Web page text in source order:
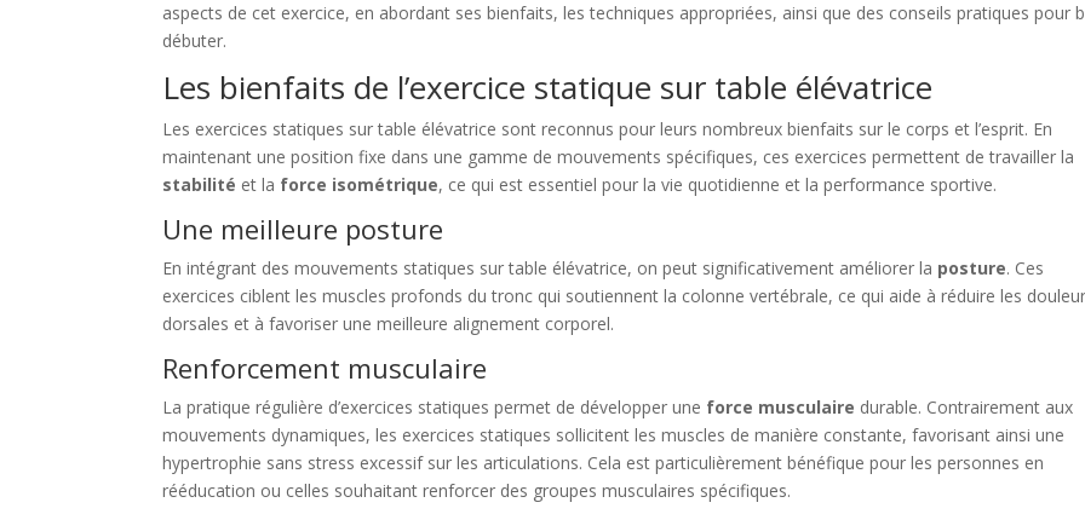
aspects de cet exercice, en abordant ses bienfaits, les techniques appropriées, ainsi que des conseils pratiques pour
débuter.
Les bienfaits de l’exercice statique sur table élévatrice
Les exercices statiques sur table élévatrice sont reconnus pour leurs nombreux bienfaits sur le corps et l’esprit. En
maintenant une position fixe dans une gamme de mouvements spécifiques, ces exercices permettent de travailler la
stabilité et la force isométrique, ce qui est essentiel pour la vie quotidienne et la performance sportive.
Une meilleure posture
En intégrant des mouvements statiques sur table élévatrice, on peut significativement améliorer la posture. Ces
exercices ciblent les muscles profonds du tronc qui soutiennent la colonne vertébrale, ce qui aide à réduire les
dorsales et à favoriser une meilleure alignement corporel.
Renforcement musculaire
La pratique régulière d’exercices statiques permet de développer une force musculaire durable. Contrairement aux
mouvements dynamiques, les exercices statiques sollicitent les muscles de manière constante, favorisant ainsi une
hypertrophie sans stress excessif sur les articulations. Cela est particulièrement bénéfique pour les personnes en
rééducation ou celles souhaitant renforcer des groupes musculaires spécifiques.